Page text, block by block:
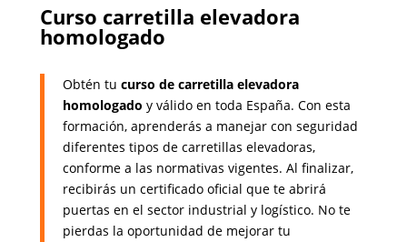
Curso carretilla elevadora
homologado
Obtén tu curso de carretilla elevadora
homologado y válido en toda España. Con esta
formación, aprenderás a manejar con seguridad
diferentes tipos de carretillas elevadoras,
conforme a las normativas vigentes. Al finalizar,
recibirás un certificado oficial que te abrirá
puertas en el sector industrial y logístico. No te
pierdas la oportunidad de mejorar tu